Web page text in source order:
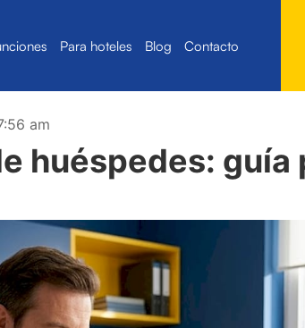
Para hoteles Blog Contacto
am
huéspedes: guía